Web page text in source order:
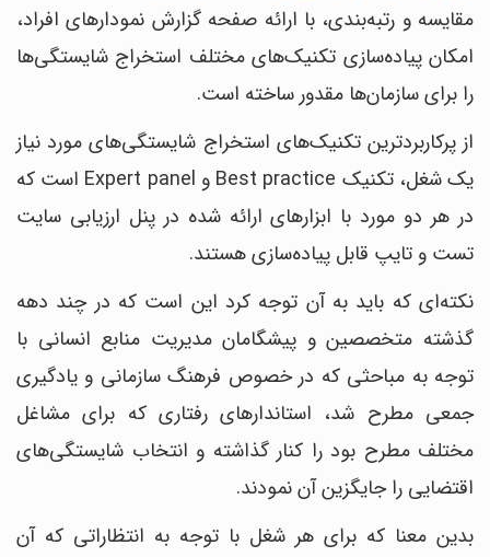
مقایسه و رتبه‌بندی، با ارائه صفحه گزارش نمودارهای افراد،
امکان پیاده‌سازی تکنیک‌های مختلف استخراج شایستگی‌ها
را برای سازمان‌ها مقدور ساخته است.
از پرکاربردترین تکنیک‌های استخراج شایستگی‌های مورد نیاز
یک شغل، تکنیک Best practice و Expert panel است که
در هر دو مورد با ابزارهای ارائه شده در پنل ارزیابی سایت
تست و تایپ قابل پیاده‌سازی هستند.
نکته‌ای که باید به آن توجه کرد این است که در چند دهه
گذشته متخصصین و پیشگامان مدیریت منابع انسانی با
توجه به مباحثی که در خصوص فرهنگ سازمانی و یادگیری
جمعی مطرح شد، استاندارهای رفتاری که برای مشاغل
مختلف مطرح بود را کنار گذاشته و انتخاب شایستگی‌های
اقتضایی را جایگزین آن نمودند.
بدین معنا که برای هر شغل با توجه به انتظاراتی که آن